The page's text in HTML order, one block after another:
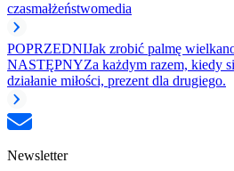
czasmałżeństwomedia
POPRZEDNIJak zrobić palmę
NASTĘPNYZa każdym razem, kiedy
działanie miłości, prezent dla drugiego.
Newsletter